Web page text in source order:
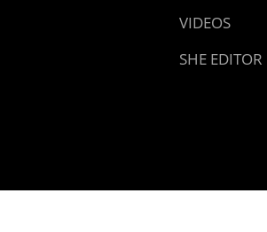
VIDEOS
SHE EDITOR